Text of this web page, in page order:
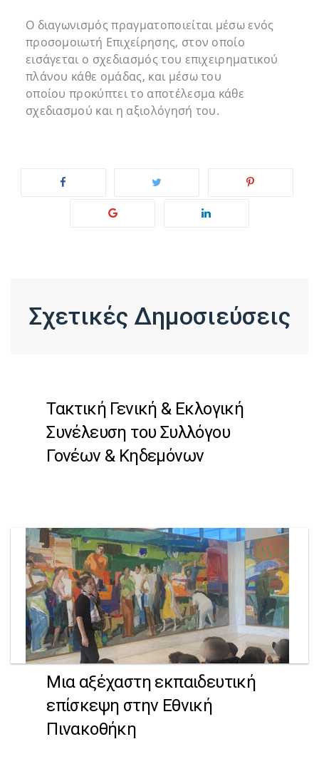
Ο διαγωνισμός πραγματοποιείται μέσω ενός
προσομοιωτή Επιχείρησης, στον οποίο
εισάγεται ο σχεδιασμός του επιχειρηματικού
πλάνου κάθε ομάδας, και μέσω του
οποίου προκύπτει το αποτέλεσμα κάθε
σχεδιασμού και η αξιολόγησή του.
Σχετικές Δημοσιεύσεις
Τακτική Γενική & Εκλογική
Συνέλευση του Συλλόγου
Γονέων & Κηδεμόνων
Μια αξέχαστη εκπαιδευτική
επίσκεψη στην Εθνική
Πινακοθήκη